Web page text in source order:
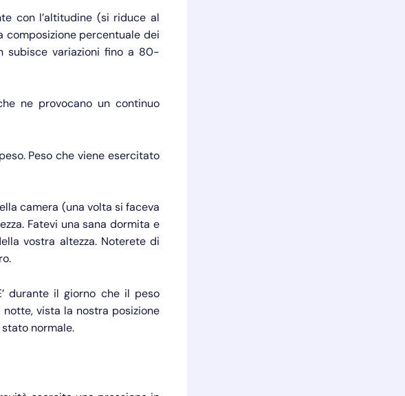
con l’altitudine (si riduce al
composizione percentuale dei
subisce variazioni fino a 80-
ne provocano un continuo
Peso che viene esercitato
camera (una volta si faceva
Fatevi una sana dormita e
vostra altezza. Noterete di
durante il giorno che il peso
vista la nostra posizione
normale.